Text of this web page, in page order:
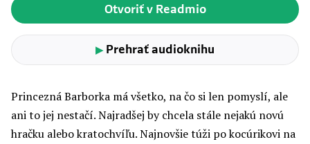
Otvoriť v Readmio
▶Prehrať audioknihu
Princezná Barborka má všetko, na čo si len pomyslí, ale
ani to jej nestačí. Najradšej by chcela stále nejakú novú
hračku alebo kratochvíľu. Najnovšie túži po kocúrikovi na